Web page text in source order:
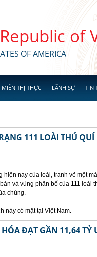
of
OF AMERICA
MIỄN THỊ THỰC LÃNH SỰ TIN
111 LOÀI THÚ QUÍ
nay của loài, tranh vẽ một
và vùng phân bố của 111 loài
chúng.
này có mặt tại Việt Nam.
ĐẠT GẦN 11,64 TỶ